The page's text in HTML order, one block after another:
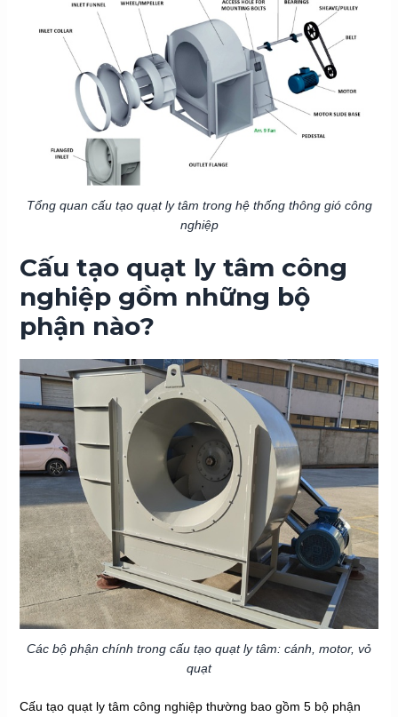
Tổng quan cấu tạo quạt ly tâm trong hệ thống thông gió công
nghiệp
Cấu tạo quạt ly tâm công
nghiệp gồm những bộ
phận nào?
Các bộ phận chính trong cấu tạo quạt ly tâm: cánh, motor, vỏ
quạt
Cấu tạo quạt ly tâm công nghiệp thường bao gồm 5 bộ phận